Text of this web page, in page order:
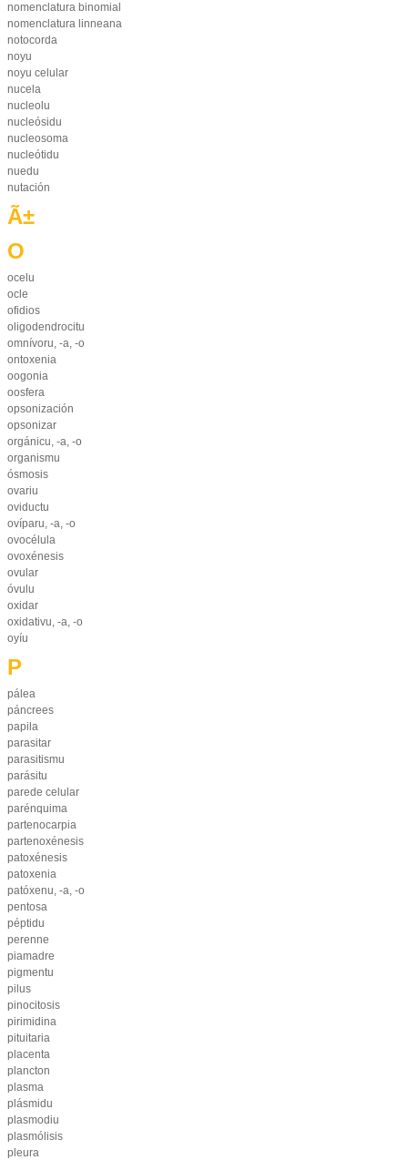
nomenclatura binomial
nomenclatura linneana
notocorda
noyu
noyu celular
nucela
nucleolu
nucleósidu
nucleosoma
nucleótidu
nuedu
nutación
Ã±
O
ocelu
ocle
ofidios
oligodendrocitu
omnívoru, -a, -o
ontoxenia
oogonia
oosfera
opsonización
opsonizar
orgánicu, -a, -o
organismu
ósmosis
ovariu
oviductu
ovíparu, -a, -o
ovocélula
ovoxénesis
ovular
óvulu
oxidar
oxidativu, -a, -o
oyíu
P
pálea
páncrees
papila
parasitar
parasitismu
parásitu
parede celular
parénquima
partenocarpia
partenoxénesis
patoxénesis
patoxenia
patóxenu, -a, -o
pentosa
péptidu
perenne
piamadre
pigmentu
pilus
pinocitosis
pirimidina
pituitaria
placenta
plancton
plasma
plásmidu
plasmodiu
plasmólisis
pleura